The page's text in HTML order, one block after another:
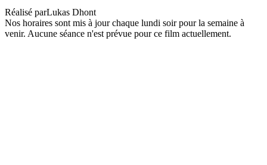
Réalisé parLukas Dhont
Nos horaires sont mis à jour chaque lundi soir pour la semaine à
venir. Aucune séance n'est prévue pour ce film actuellement.